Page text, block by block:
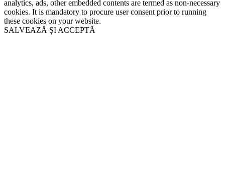
analytics, ads, other embedded contents are termed as non-necessary
cookies. It is mandatory to procure user consent prior to running
these cookies on your website.
SALVEAZĂ ȘI ACCEPTĂ